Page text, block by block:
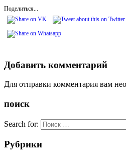
Поделиться...
Добавить комментарий
Для отправки комментария вам
поиск
Search for:
Рубрики